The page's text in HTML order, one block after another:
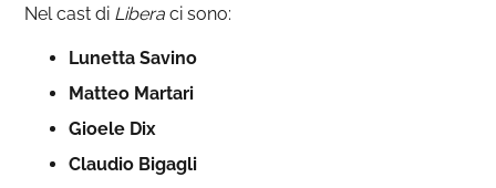
Nel cast di Libera ci sono:
Lunetta Savino
Matteo Martari
Gioele Dix
Claudio Bigagli